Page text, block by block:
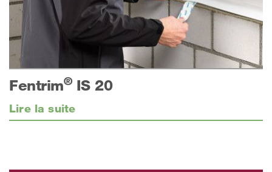
Fentrim®IS 20
Lire la suite